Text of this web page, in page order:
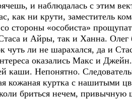
и наблюдалась с этим
как ни крути, заместитель
стороны «особиста»
и Айры, так и Ханна.
ли не шарахался, да и
оказались Макс и
каши. Непонятно.
кожаная куртка с нашитыми
бриться нечем, привычную